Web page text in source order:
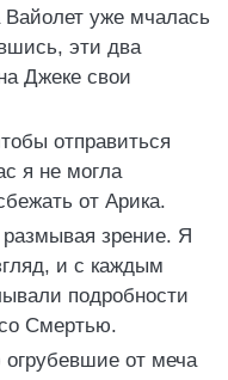
Вайолет уже мчалась
эти два
Джеке свои
отправиться
я не могла
от Арика.
размывая зрение. Я
и с каждым
подробности
Смертью.
от меча